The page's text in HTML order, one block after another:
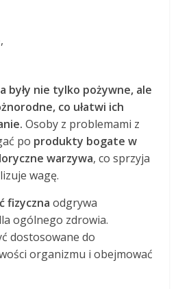
,
były nie tylko pożywne, ale
co ułatwi ich
Osoby z problemami z
po produkty bogate w
warzywa, co sprzyja
wagę.
fizyczna odgrywa
ogólnego zdrowia.
dostosowane do
organizmu i obejmować